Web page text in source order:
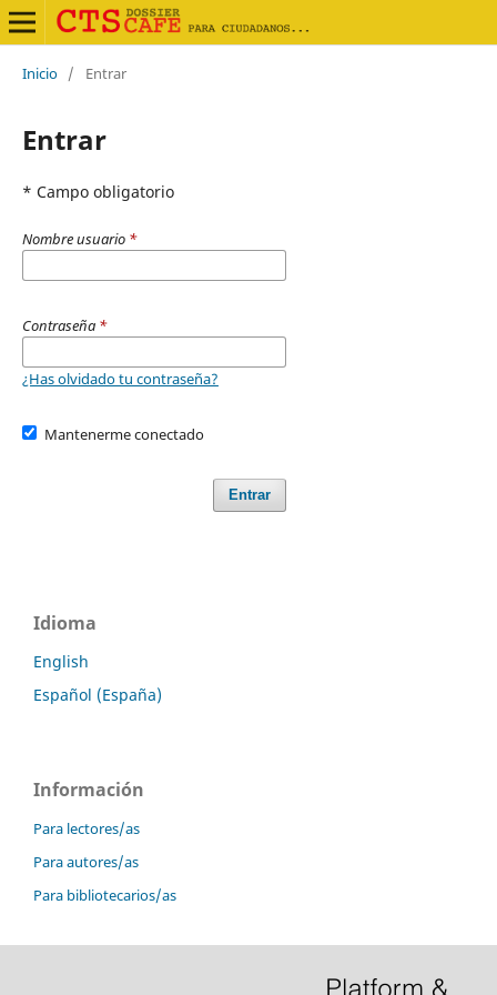
Inicio / Entrar
Entrar
* Campo obligatorio
Nombre usuario *
Contraseña *
¿Has olvidado tu contraseña?
Mantenerme conectado
Entrar
Idioma
English
Español (España)
Información
Para lectores/as
Para autores/as
Para bibliotecarios/as